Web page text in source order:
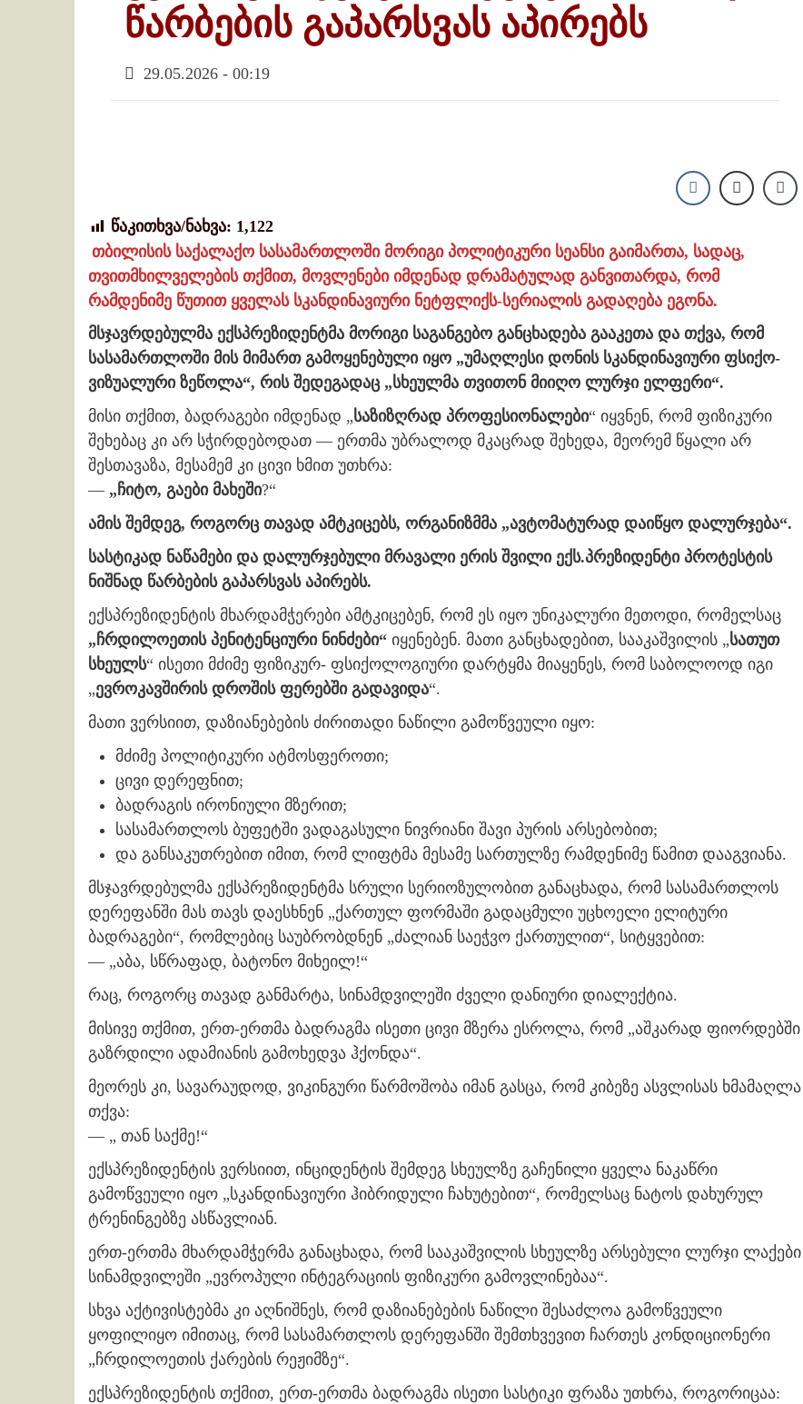
წარბების გაპარსვას აპირებს
29.05.2026 - 00:19
წაკითხვა/ნახვა: 1,122
თბილისის საქალაქო სასამართლოში მორიგი პოლიტიკური სეანსი გაიმართა, სადაც,
თვითმხილველების თქმით, მოვლენები იმდენად დრამატულად განვითარდა, რომ
რამდენიმე წუთით ყველას სკანდინავიური ნეტფლიქს-სერიალის გადაღება ეგონა.
მსჯავრდებულმა ექსპრეზიდენტმა მორიგი საგანგებო განცხადება გააკეთა და თქვა, რომ
სასამართლოში მის მიმართ გამოყენებული იყო „უმაღლესი დონის სკანდინავიური ფსიქო-
ვიზუალური ზეწოლა“, რის შედეგადაც „სხეულმა თვითონ მიიღო ლურჯი ელფერი“.
მისი თქმით, ბადრაგები იმდენად „საზიზღრად პროფესიონალები“ იყვნენ, რომ ფიზიკური
შეხებაც კი არ სჭირდებოდათ — ერთმა უბრალოდ მკაცრად შეხედა, მეორემ წყალი არ
შესთავაზა, მესამემ კი ცივი ხმით უთხრა:
— „ჩიტო, გაები მახეში?“
ამის შემდეგ, როგორც თავად ამტკიცებს, ორგანიზმმა „ავტომატურად დაიწყო დალურჯება“.
სასტიკად ნაწამები და დალურჯებული მრავალი ერის შვილი ექს.პრეზიდენტი პროტესტის
ნიშნად წარბების გაპარსვას აპირებს.
ექსპრეზიდენტის მხარდამჭერები ამტკიცებენ, რომ ეს იყო უნიკალური მეთოდი, რომელსაც
„ჩრდილოეთის პენიტენციური ნინძები“ იყენებენ. მათი განცხადებით, სააკაშვილის „სათუთ
სხეულს“ ისეთი მძიმე ფიზიკურ- ფსიქოლოგიური დარტყმა მიაყენეს, რომ საბოლოოდ იგი
„ევროკავშირის დროშის ფერებში გადავიდა“.
მათი ვერსიით, დაზიანებების ძირითადი ნაწილი გამოწვეული იყო:
მძიმე პოლიტიკური ატმოსფეროთი;
ცივი დერეფნით;
ბადრაგის ირონიული მზერით;
სასამართლოს ბუფეტში ვადაგასული ნივრიანი შავი პურის არსებობით;
და განსაკუთრებით იმით, რომ ლიფტმა მესამე სართულზე რამდენიმე წამით დააგვიანა.
მსჯავრდებულმა ექსპრეზიდენტმა სრული სერიოზულობით განაცხადა, რომ სასამართლოს
დერეფანში მას თავს დაესხნენ „ქართულ ფორმაში გადაცმული უცხოელი ელიტური
ბადრაგები“, რომლებიც საუბრობდნენ „ძალიან საეჭვო ქართულით“, სიტყვებით:
— „აბა, სწრაფად, ბატონო მიხეილ!“
რაც, როგორც თავად განმარტა, სინამდვილეში ძველი დანიური დიალექტია.
მისივე თქმით, ერთ-ერთმა ბადრაგმა ისეთი ცივი მზერა ესროლა, რომ „აშკარად ფიორდებში
გაზრდილი ადამიანის გამოხედვა ჰქონდა“.
მეორეს კი, სავარაუდოდ, ვიკინგური წარმოშობა იმან გასცა, რომ კიბეზე ასვლისას ხმამაღლა
თქვა:
— „ თან საქმე!“
ექსპრეზიდენტის ვერსიით, ინციდენტის შემდეგ სხეულზე გაჩენილი ყველა ნაკაწრი
გამოწვეული იყო „სკანდინავიური ჰიბრიდული ჩახუტებით“, რომელსაც ნატოს დახურულ
ტრენინგებზე ასწავლიან.
ერთ-ერთმა მხარდამჭერმა განაცხადა, რომ სააკაშვილის სხეულზე არსებული ლურჯი ლაქები
სინამდვილეში „ევროპული ინტეგრაციის ფიზიკური გამოვლინებაა“.
სხვა აქტივისტებმა კი აღნიშნეს, რომ დაზიანებების ნაწილი შესაძლოა გამოწვეული
ყოფილიყო იმითაც, რომ სასამართლოს დერეფანში შემთხვევით ჩართეს კონდიციონერი
„ჩრდილოეთის ქარების რეჟიმზე“.
ექსპრეზიდენტის თქმით, ერთ-ერთმა ბადრაგმა ისეთი სასტიკი ფრაზა უთხრა, როგორიცაა: